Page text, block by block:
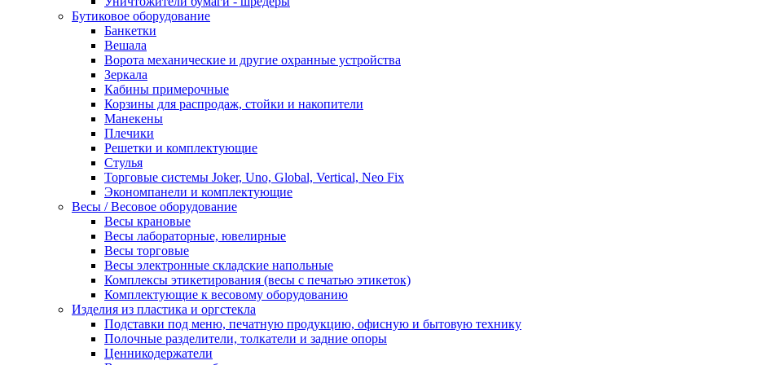
Бутиковое оборудование
Банкетки
Вешала
Ворота механические и другие охранные устройства
Зеркала
Кабины примерочные
Корзины для распродаж, стойки и накопители
Манекены
Плечики
Решетки и комплектующие
Стулья
Торговые системы Joker, Uno, Global, Vertical, Neo Fix
Экономпанели и комплектующие
Весы / Весовое оборудование
Весы крановые
Весы лабораторные, ювелирные
Весы торговые
Весы электронные складские напольные
Комплексы этикетирования (весы с печатью этикеток)
Комплектующие к весовому оборудованию
Изделия из пластика и оргстекла
Подставки под меню, печатную продукцию, офисную и бытовую технику
Полочные разделители, толкатели и задние опоры
Ценникодержатели